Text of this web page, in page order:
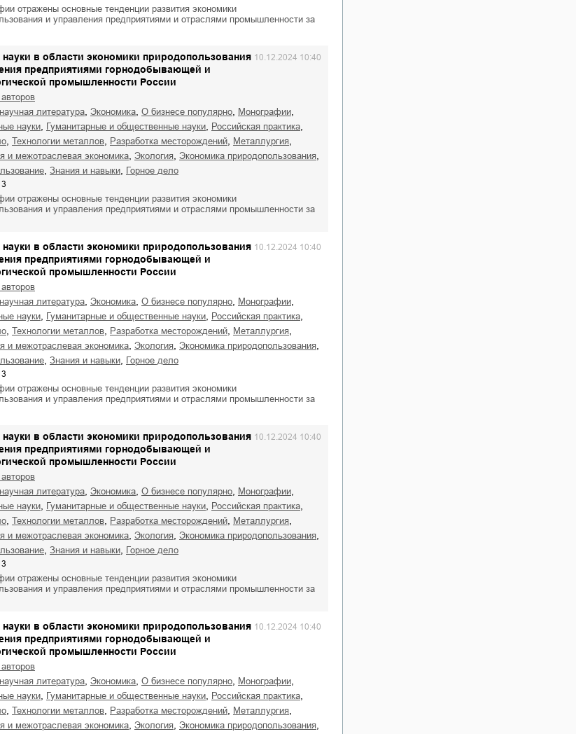
отражены основные тенденции развития экономики
и управления предприятиями и отраслями промышленности за
науки в области экономики природопользования
предприятиями горнодобывающей и
промышленности России
10.12.2024 10:40
авторов
литература
экономика о бизнесе популярно монографии
науки гуманитарные и общественные науки российская практика
технологии металлов разработка месторождений металлургия
и межотраслевая экономика экология экономика природопользования
знания и навыки горное дело
3
отражены основные тенденции развития экономики
и управления предприятиями и отраслями промышленности за
науки в области экономики природопользования
предприятиями горнодобывающей и
промышленности России
10.12.2024 10:40
авторов
литература
экономика о бизнесе популярно монографии
науки гуманитарные и общественные науки российская практика
технологии металлов разработка месторождений металлургия
и межотраслевая экономика экология экономика природопользования
знания и навыки горное дело
3
отражены основные тенденции развития экономики
и управления предприятиями и отраслями промышленности за
науки в области экономики природопользования
предприятиями горнодобывающей и
промышленности России
10.12.2024 10:40
авторов
литература
экономика о бизнесе популярно монографии
науки гуманитарные и общественные науки российская практика
технологии металлов разработка месторождений металлургия
и межотраслевая экономика экология экономика природопользования
знания и навыки горное дело
3
отражены основные тенденции развития экономики
и управления предприятиями и отраслями промышленности за
науки в области экономики природопользования
предприятиями горнодобывающей и
промышленности России
10.12.2024 10:40
авторов
литература
экономика о бизнесе популярно монографии
науки гуманитарные и общественные науки российская практика
технологии металлов разработка месторождений металлургия
и межотраслевая экономика экология экономика природопользования